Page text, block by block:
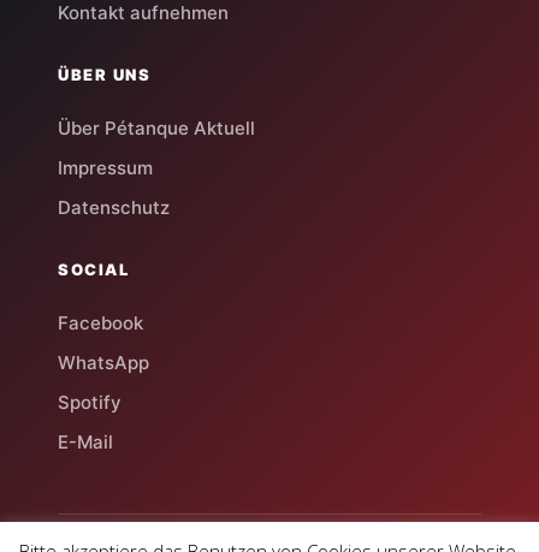
Kontakt aufnehmen
ÜBER UNS
Über Pétanque Aktuell
Impressum
Datenschutz
SOCIAL
Facebook
WhatsApp
Spotify
E-Mail